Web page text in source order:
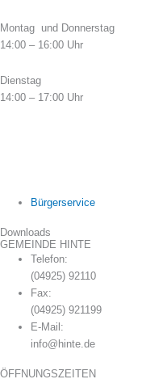
Montag und Donnerstag
14:00 – 16:00 Uhr
Dienstag
14:00 – 17:00 Uhr
Bürgerservice
Downloads
GEMEINDE HINTE
Telefon:
(04925) 92110
Fax:
(04925) 921199
E-Mail:
info@hinte.de
ÖFFNUNGSZEITEN